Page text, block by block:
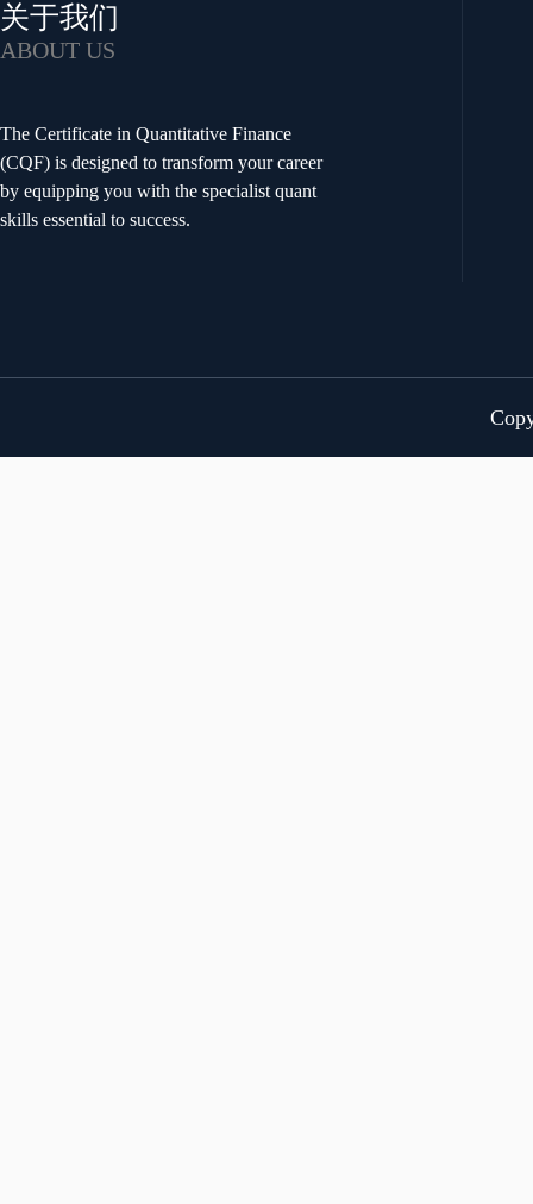
关于我们
ABOUT US
The Certificate in Quantitative Finance
(CQF) is designed to transform your career
by equipping you with the specialist quant
skills essential to success.